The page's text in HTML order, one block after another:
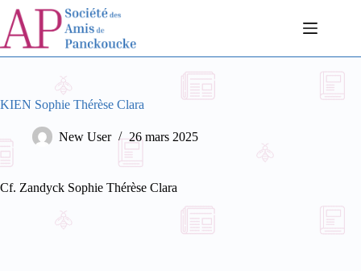
Passer
contenu
KIEN Sophie Thérèse Clara
New User 26 mars 2025
Cf. Zandyck Sophie Thérèse Clara